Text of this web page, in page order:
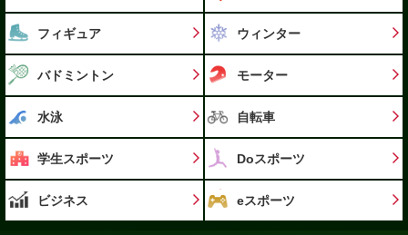
フィギュア ウィンター
バドミントン モーター
水泳 自転車
学生スポーツ Doスポーツ
ビジネス eスポーツ